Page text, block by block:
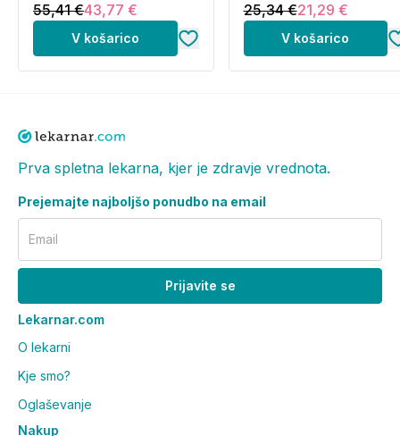
55,41 €43,77 €
V košarico
25,34 €21,29 €
V košarico
Prva spletna lekarna, kjer je zdravje vrednota.
Prejemajte najboljšo ponudbo na email
Email
Prijavite se
Lekarnar.com
O lekarni
Kje smo?
Oglaševanje
Nakup